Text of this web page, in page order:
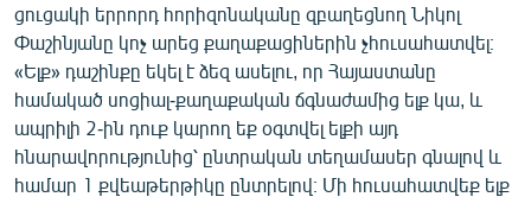
ՁԳՏԵԼՈՎ ԼԱՎԱԳՈՒՅՆԻՆ
ՓՈԴՔԱՍԹ
Հայերեն
English
ցուցակի երրորդ հորիզոնականը զբաղեցնող Նիկոլ
Փաշինյանը կոչ արեց քաղաքացիներին չհուսահատվել։
«Ելք» դաշինքը եկել է ձեզ ասելու, որ Հայաստանը
համակած սոցիալ-քաղաքական ճգնաժամից ելք կա, և
ապրիլի 2-ին դուք կարող եք օգտվել ելքի այդ
հնարավորությունից՝ ընտրական տեղամասեր գնալով և
համար 1 քվեաթերթիկը ընտրելով։ Մի հուսահատվեք ելք